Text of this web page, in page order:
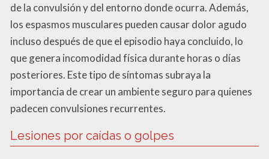
de la convulsión y del entorno donde ocurra. Además,
los espasmos musculares pueden causar dolor agudo
incluso después de que el episodio haya concluido, lo
que genera incomodidad física durante horas o días
posteriores. Este tipo de síntomas subraya la
importancia de crear un ambiente seguro para quienes
padecen convulsiones recurrentes.
Lesiones por caídas o golpes